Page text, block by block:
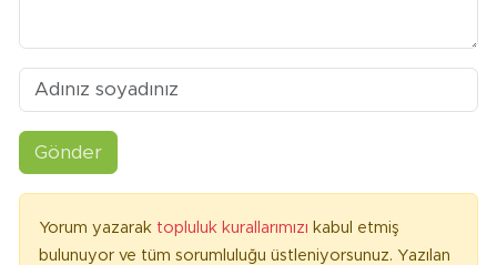
Gönder
Yorum yazarak topluluk kurallarımızı kabul etmiş
bulunuyor ve tüm sorumluluğu üstleniyorsunuz. Yazılan